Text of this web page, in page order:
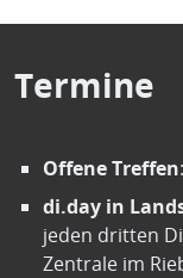
Termine
Offene Treffen
di.day in
jeden dritten
Zentrale im